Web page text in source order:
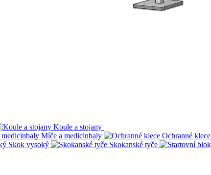
Koule a stojany
Míče a medicinbaly Ochranné klece
Skok vysoký Skokanské tyče